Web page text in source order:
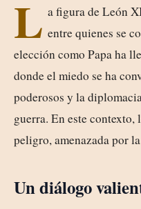
L a figura de León
entre quienes se
elección como Papa ha
donde el miedo se ha
poderosos y la
guerra. En este contexto,
peligro, amenazada por
Un diálogo